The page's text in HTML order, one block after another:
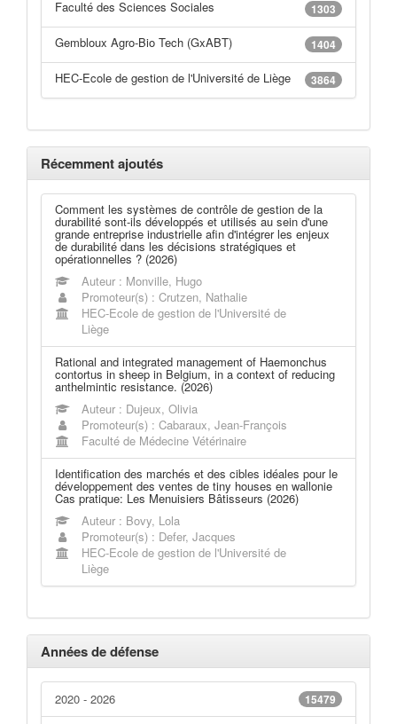
Faculté des Sciences Sociales 1303
Gembloux Agro-Bio Tech (GxABT) 1404
HEC-Ecole de gestion de l'Université de Liège 3864
Récemment ajoutés
Comment les systèmes de contrôle de gestion de la
durabilité sont-ils développés et utilisés au sein d'une
grande entreprise industrielle afin d'intégrer les enjeux
de durabilité dans les décisions stratégiques et
opérationnelles ? (2026)
Auteur : Monville, Hugo
Promoteur(s) : Crutzen, Nathalie
HEC-Ecole de gestion de l'Université de
Liège
Rational and integrated management of Haemonchus
contortus in sheep in Belgium, in a context of reducing
anthelmintic resistance. (2026)
Auteur : Dujeux, Olivia
Promoteur(s) : Cabaraux, Jean-François
Faculté de Médecine Vétérinaire
Identification des marchés et des cibles idéales pour le
développement des ventes de tiny houses en wallonie
Cas pratique: Les Menuisiers Bâtisseurs (2026)
Auteur : Bovy, Lola
Promoteur(s) : Defer, Jacques
HEC-Ecole de gestion de l'Université de
Liège
Années de défense
15479
2020 - 2026